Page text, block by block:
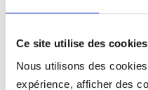
Ce site utilise des
Nous utilisons des
expérience, afficher des